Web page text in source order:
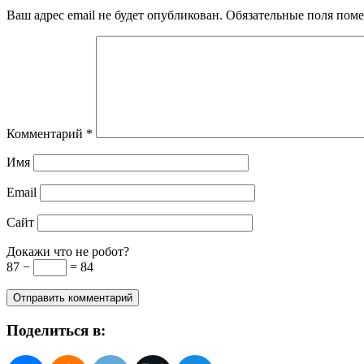
Ваш адрес email не будет опубликован. Обязательные поля
Комментарий *
Имя
Email
Сайт
Докажи что не робот?
87 −
= 84
Поделиться в: